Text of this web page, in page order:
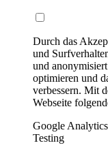
Durch das
und
und
optimieren und
verbessern. Mit
Webseite
Google
Testing